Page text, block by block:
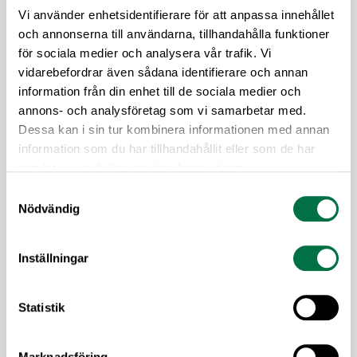
Vi använder enhetsidentifierare för att anpassa innehållet
och annonserna till användarna, tillhandahålla funktioner
för sociala medier och analysera vår trafik. Vi
vidarebefordrar även sådana identifierare och annan
information från din enhet till de sociala medier och
annons- och analysföretag som vi samarbetar med.
Dessa kan i sin tur kombinera informationen med annan
information som du har tillhandahållit eller som de har
Nödvändig
Inställningar
Statistik
Nyheter – Sida 47 av 130 –
Livsmedelsföretagen
NAN UNDEFINED NAN
Vårt nyhetsbrev kommer ut 3-4 gånger i månaden
livsmedelsbranschen. När du anmäler dig till vårt
nyhetsbrev godkänner du Livsmedelsföretagens
Senaste nytt